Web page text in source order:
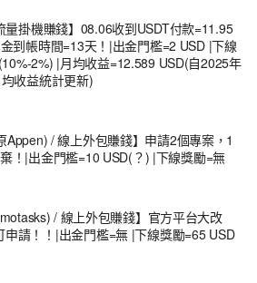
量掛機賺錢】08.06收到USDT付款=11.95
到帳時間=13天！|出金門檻=2 USD |下線
2%) |月均收益=12.589 USD(自2025年
收益統計更新)
Appen) / 線上外包賺錢】申請2個專案，1
！|出金門檻=10 USD(？) |下線獎勵=無
/ 線上外包賺錢】官方平台大改
申請！！|出金門檻=無 |下線獎勵=65 USD